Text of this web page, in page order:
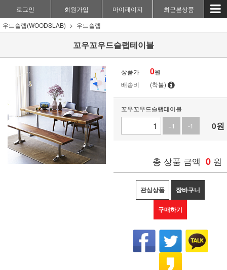
로그인 회원가입 마이페이지
최근본상품
우드슬랩(WOODSLAB)
우드슬랩
꼬우꼬우드슬랩테이블
상품가 0원
배송비
(착불)
꼬우꼬우드슬랩테이블
+1
-1 0원
총 상품 금액 0 원
관심상품 장바구니
구매하기